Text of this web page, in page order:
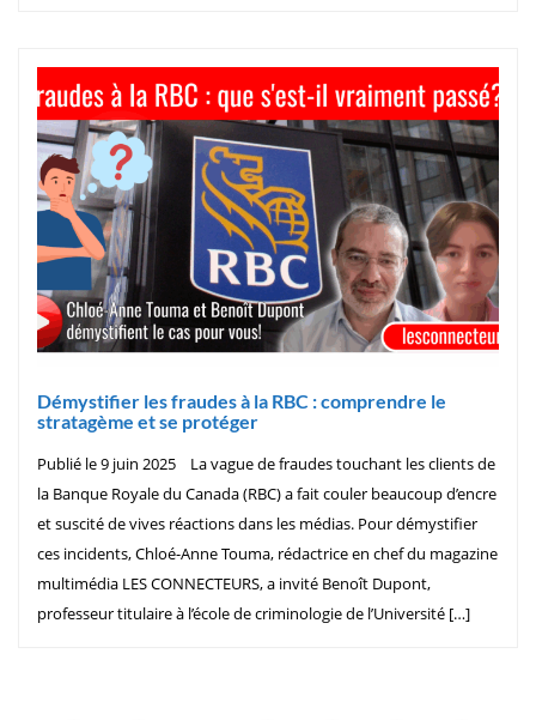
Démystifier les fraudes à la RBC : comprendre le
stratagème et se protéger
Publié le 9 juin 2025 La vague de fraudes touchant les clients de
la Banque Royale du Canada (RBC) a fait couler beaucoup d’encre
et suscité de vives réactions dans les médias. Pour démystifier
ces incidents, Chloé-Anne Touma, rédactrice en chef du magazine
multimédia LES CONNECTEURS, a invité Benoît Dupont,
professeur titulaire à l’école de criminologie de l’Université […]